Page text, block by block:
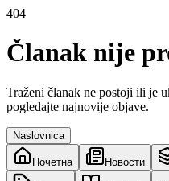
404
Članak nije
Traženi članak ne postoji ili je
pogledajte najnovije objave.
Naslovnica
Почетна Новости